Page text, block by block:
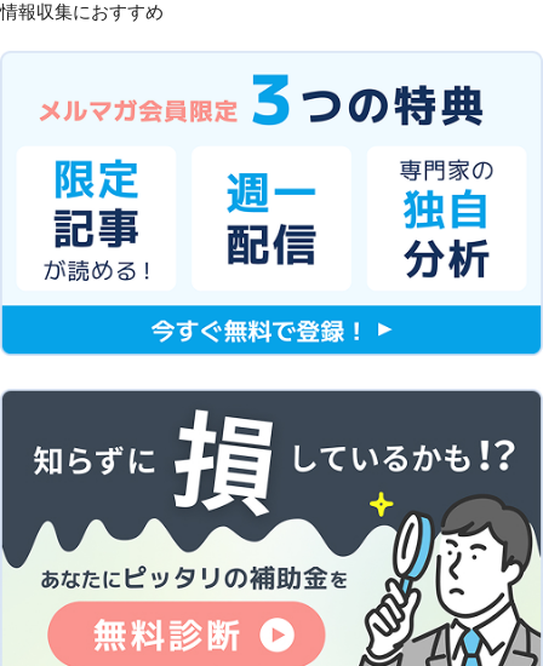
情報収集におすすめ